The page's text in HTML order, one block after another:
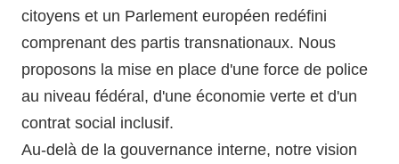
🇳🇱 Volt Nederland
🇦🇹 Volt Österreich
🇬🇧 Volt UK
... et bien plus encore !
Devenir membre
Faire un don
citoyens et un Parlement européen redéfini
comprenant des partis transnationaux. Nous
proposons la mise en place d'une force de police
au niveau fédéral, d'une économie verte et d'un
contrat social inclusif.
Au-delà de la gouvernance interne, notre vision